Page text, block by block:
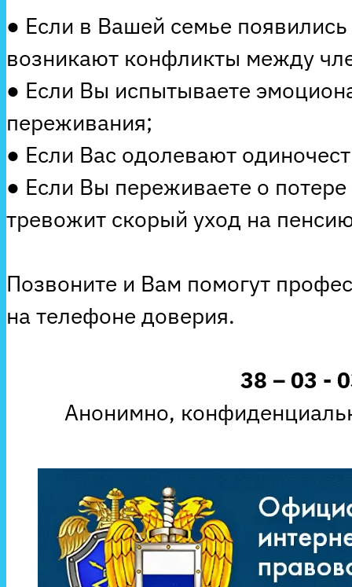
● Если в Вашей семье
возникают конфликты между
● Если Вы испытываете
переживания;
● Если Вас одолевают
● Если Вы переживаете о
тревожит скорый уход на
Позвоните и Вам помогут
на телефоне доверия.
38 – 03 -
Анонимно,